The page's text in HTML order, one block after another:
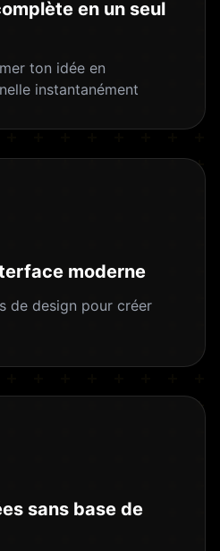
en un seul
ton idée en
instantanément
moderne
de design pour créer
sans base de